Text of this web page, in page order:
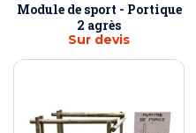
Module de sport - Portique
2 agrès
Sur devis